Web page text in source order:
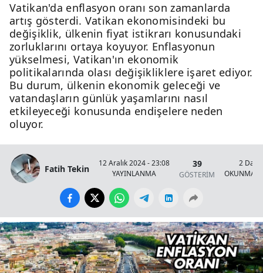
Vatikan'da enflasyon oranı son zamanlarda
artış gösterdi. Vatikan ekonomisindeki bu
değişiklik, ülkenin fiyat istikrarı konusundaki
zorluklarını ortaya koyuyor. Enflasyonun
yükselmesi, Vatikan'ın ekonomik
politikalarında olası değişikliklere işaret ediyor.
Bu durum, ülkenin ekonomik geleceği ve
vatandaşların günlük yaşamlarını nasıl
etkileyeceği konusunda endişelere neden
oluyor.
Fatih Tekin
12 Aralık 2024 - 23:08
YAYINLANMA
39
GÖSTERİM
2
OKUNMA